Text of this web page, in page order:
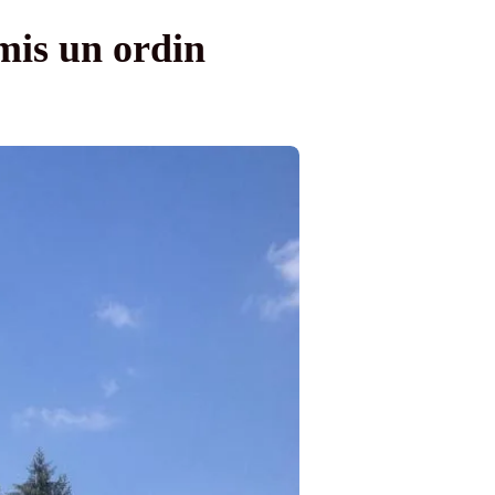
un ordin